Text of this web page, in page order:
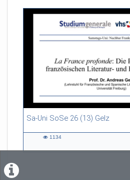
Sa-Uni SoSe 26 (13) Gelz
55:13 duration
1134